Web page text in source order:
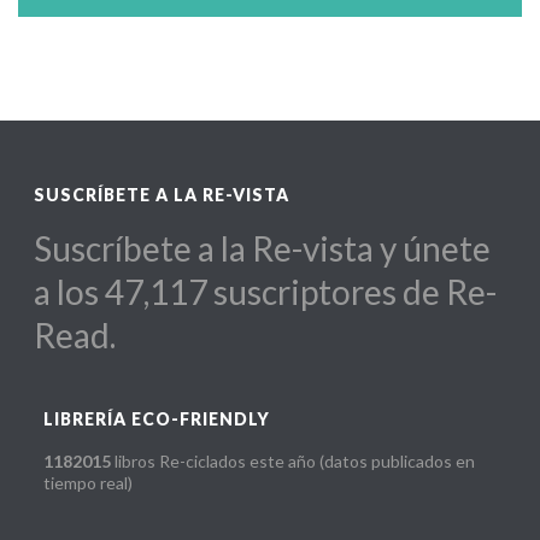
SUSCRÍBETE A LA RE-VISTA
Suscríbete a la Re-vista y únete
a los 47,117 suscriptores de Re-
Read.
LIBRERÍA ECO-FRIENDLY
1182015libros Re-ciclados este año (datos publicados en
tiempo real)